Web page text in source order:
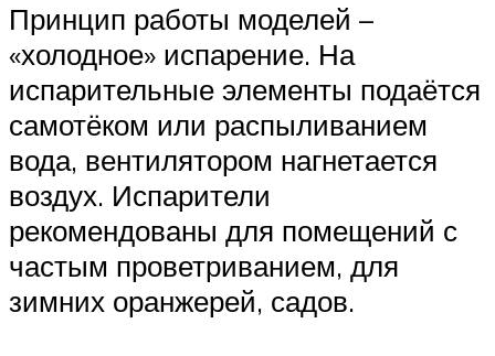
Принцип работы моделей –
«холодное» испарение. На
испарительные элементы подаётся
самотёком или распыливанием
вода, вентилятором нагнетается
воздух. Испарители
рекомендованы для помещений с
частым проветриванием, для
зимних оранжерей, садов.